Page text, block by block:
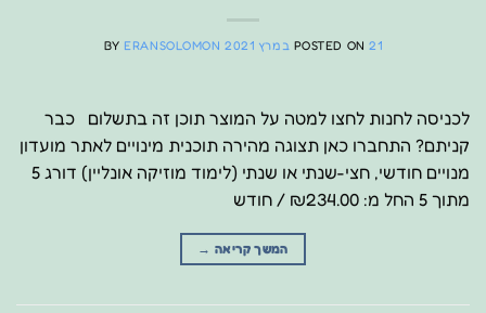
POSTED ON21 במרץ 2021 BY ERANSOLOMON
לכניסה לחנות לחצו למטה על המוצר תוכן זה בתשלום כבר
קניתם? התחברו כאן תצוגה מהירה תוכנית מינויים לאתר מועדון
מנויים חודשי, חצי-שנתי או שנתי (לימוד מוזיקה אונליין) דורג 5
מתוך 5 החל מ: ₪234.00 / חודש
המשך קריאה →